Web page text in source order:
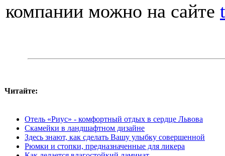
компании можно на сайте
Читайте:
Отель «Риус» - комфортный отдых в сердце Львова
Скамейки в ландшафтном дизайне
Здесь знают, как сделать Вашу улыбку совершенной
Рюмки и стопки, предназначенные для ликера